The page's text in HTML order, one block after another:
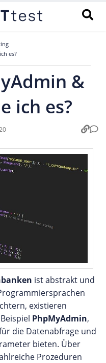
es?
&
ich es?
ist abstrakt und
existieren
PhpMyAdmin,
die Datenabfrage und
bieten. Über
Prozeduren